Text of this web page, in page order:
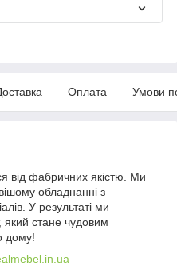
Оплата Умови
від фабричних якістю. Ми
обладнанні з
У результаті ми
який стане чудовим
дому!